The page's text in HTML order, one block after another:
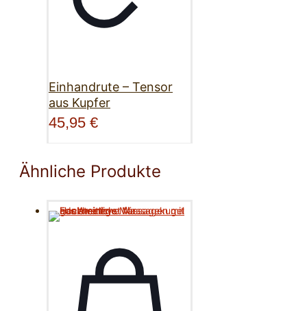
Einhandrute – Tensor
aus Kupfer
45,95 €
Ähnliche Produkte